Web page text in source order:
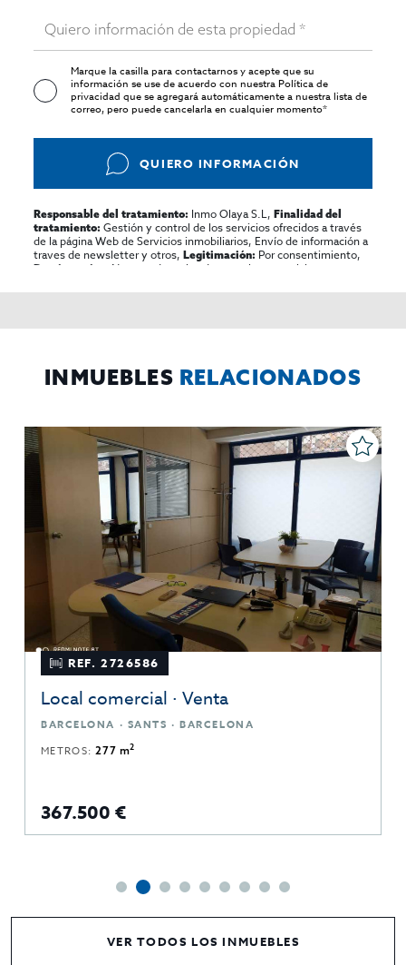
Marque la casilla para contactarnos y acepte que su
información se use de acuerdo con nuestraPolítica de
privacidadque se agregará automáticamente a nuestra lista de
correo, pero puede cancelarla en cualquier momento*
QUIERO INFORMACIÓN
Responsable del tratamiento: Inmo Olaya S.L,Finalidad del
tratamiento: Gestión y control de los servicios ofrecidos a través
de la página Web de Servicios inmobiliarios, Envío de información a
traves de newsletter y otros,Legitimación: Por consentimiento,
Destinatarios:
No se cederan los datos, salvo para elaborar
rectificar y suprimir los datos, solicitar la portabilidad de los
INMUEBLES RELACIONADOS
REF. 2726586
Local comercial · Venta
BARCELONA · SANTS · BARCELONA
METROS:277 m2
367.500 €
VER TODOS LOS INMUEBLES